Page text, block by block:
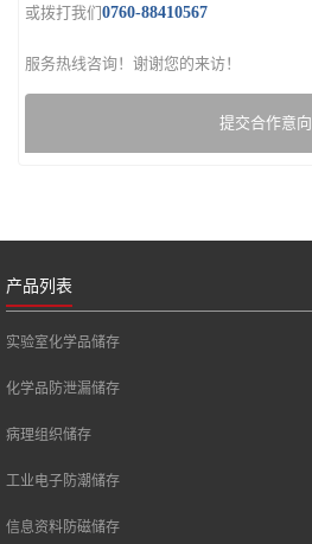
或拨打我们0760-88410567
服务热线咨询！谢谢您的来访！
提交合作意向
产品列表
实验室化学品储存
化学品防泄漏储存
病理组织储存
工业电子防潮储存
信息资料防磁储存